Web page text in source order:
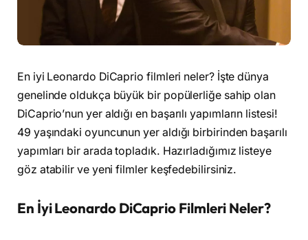
En iyi Leonardo DiCaprio filmleri neler? İşte dünya
genelinde oldukça büyük bir popülerliğe sahip olan
DiCaprio’nun yer aldığı en başarılı yapımların listesi!
49 yaşındaki oyuncunun yer aldığı birbirinden başarılı
yapımları bir arada topladık. Hazırladığımız listeye
göz atabilir ve yeni filmler keşfedebilirsiniz.
En İyi Leonardo DiCaprio Filmleri Neler?